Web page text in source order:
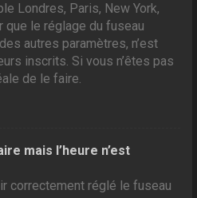
Londres, Paris, New York,
que le réglage du fuseau
autres paramètres, n’est
inscrits. Si vous n’êtes pas
de le faire.
mais l’heure n’est
correctement réglé le fuseau